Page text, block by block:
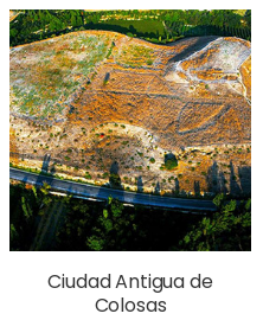
Ciudad Antigua de
Colosas